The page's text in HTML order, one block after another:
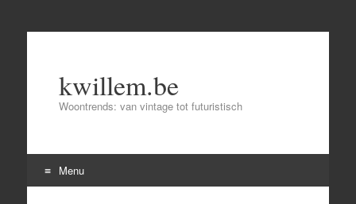
kwillem.be
Woontrends: van vintage tot futuristisch
Menu